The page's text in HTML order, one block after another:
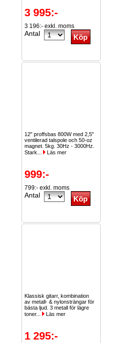
3 995:-
3 196:- exkl. moms
Antal
12" proffsbas 800W med 2,5"
ventilerad talspole och 50-oz
magnet. 5kg. 30Hz - 3000Hz.
Stark...
Läs mer
999:-
799:- exkl. moms
Antal
Klassisk gitarr, kombination
av metall- & nylonsträngar för
bästa ljud. 3 metall för lägre
toner...
Läs mer
1 295:-